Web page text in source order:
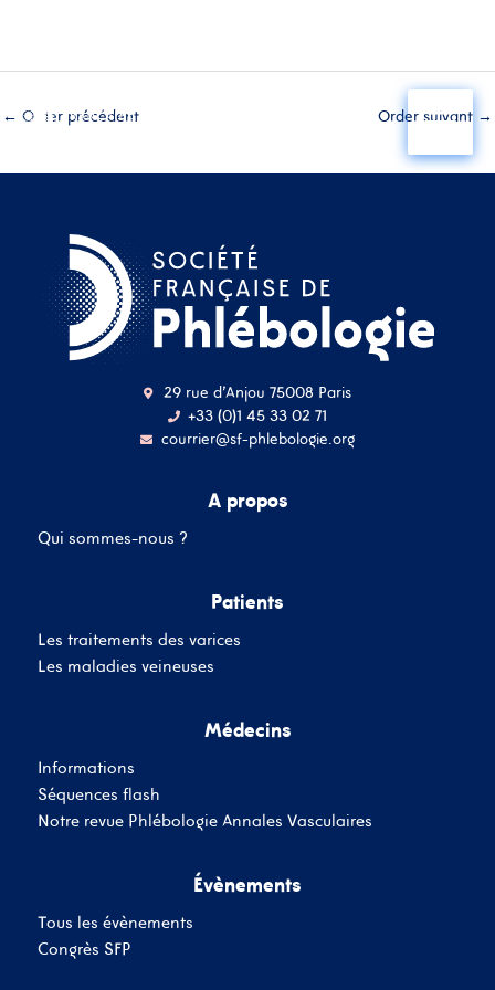
← Order précédent Order suivant →
29 rue d'Anjou 75008 Paris
+33 (0)1 45 33 02 71
courrier@sf-phlebologie.org
A propos
Qui sommes-nous ?
Patients
Les traitements des varices
Les maladies veineuses
Médecins
Informations
Séquences flash
Notre revue Phlébologie Annales Vasculaires
Évènements
Tous les évènements
Congrès SFP
adresse mail
Se souvenir de moi
SE CONNECTER
Inscrivez-Vous